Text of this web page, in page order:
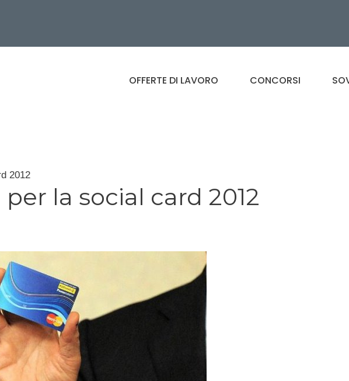
OFFERTE DI LAVORO CONCORSI
2012
la social card 2012